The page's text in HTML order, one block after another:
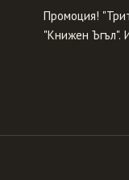
Промоция!
"Книжен Ъгъл".